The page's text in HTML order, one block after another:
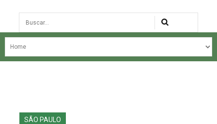
Busca
NOSSA HISTÓRIA
EDIÇÕES ANTERIORES
SÃO PAULO